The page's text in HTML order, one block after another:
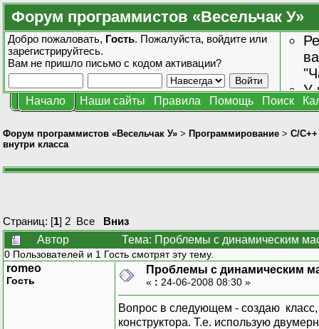
Форум программистов «Весельчак У»
Добро пожаловать, Гость. Пожалуйста, войдите или
зарегистрируйтесь.
Вам не пришло письмо с кодом активации?
У
Начало Наши сайты Правила Помощь Поиск
Форум программистов «Весельчак У» > Программирование > C/C++
внутри класса
Страниц: [1] 2 Все
Вниз
Автор
Тема: Проблемы с динамическим
0 Пользователей и 1 Гость смотрят эту тему.
romeo
Гость
Проблемы с динамическим
« : 24-06-2008 08:30 »
Вопрос в следующем - создаю
конструктора. Т.е. использую